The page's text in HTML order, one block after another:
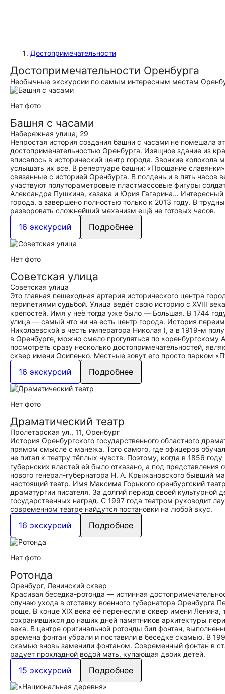
Достопримечательности
Достопримечательности Оренбурга
Необычные экскурсии по самым интересным местам
Нет фото
Башня с часами
Набережная улица, 29
Непростая история создания башни с часами не помешала
достопримечательностью Оренбурга. Изящное здание из
вписалось в исторический центр города. Звонкие
услышать их все. В репертуаре башни: «Прощание
связанные с историей Оренбурга. В полдень и в пять
участвуют полутораметровые пластмассовые фигуры
Александра Пушкина, казака и Юрия Гагарина…
города, а завершено полностью только к 2013 году. В
разворовать сложнейший механизм ещё не готовых часов.
16 экскурсий Подробнее
Нет фото
Советская улица
Советская улица
Это главная пешеходная артерия исторического центра
перипетиями судьбой. Улица ведёт свою историю с XVIII
крепостей. Имя у неё тогда уже было — Большая. В 1744
улица — самый что ни на есть центр города. История
Николаевской в честь императора Николая I, а в 1919-м
в Оренбурге, можно смело прогуляться по
посмотреть сразу несколько достопримечательностей,
сквер имени Осипенко. Местные зовут его просто парком
16 экскурсий Подробнее
Нет фото
Драматический театр
Пролетарская ул., 11, Оренбург
История Оренбургского государственного областного
прямом смысле с манежа. Того самого, где офицеров
не питал к театру тёплых чувств. Поэтому, когда в 1856
губернских властей ей было отказано, а под
нового генерал-губернатора Н. А. Крыжановского бывший
настоящий театр. Имя Максима Горького оренбургский
драматургии писателя. За долгий период своей
государственных наград. С 1997 года театром руководит
современном театре найдутся постановки на любой вкус.
16 экскурсий Подробнее
Нет фото
Ротонда
Оренбург, Ленинский сквер
Красивая беседка-ротонда — истинная
случаю ухода в отставку военного губернатора Оренбурга
роще. В конце XIX века её перенесли в сквер имени
сохранившихся до наших дней памятников архитектуры
века. В центре оригинальной ротонды бил фонтан,
времена фонтан убрали и поставили в беседке скамью. В
скамью вновь заменили фонтаном. Современный фонтан в
радует прохладной водой мать, купающая двоих детей.
15 экскурсий Подробнее